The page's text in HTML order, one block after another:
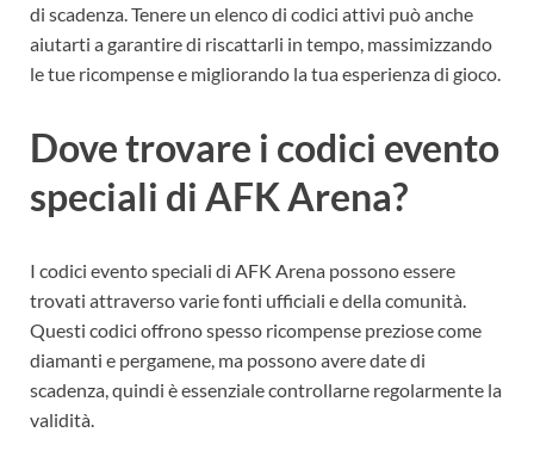
di scadenza. Tenere un elenco di codici attivi può anche
aiutarti a garantire di riscattarli in tempo, massimizzando
le tue ricompense e migliorando la tua esperienza di gioco.
Dove trovare i codici evento
speciali di AFK Arena?
I codici evento speciali di AFK Arena possono essere
trovati attraverso varie fonti ufficiali e della comunità.
Questi codici offrono spesso ricompense preziose come
diamanti e pergamene, ma possono avere date di
scadenza, quindi è essenziale controllarne regolarmente la
validità.